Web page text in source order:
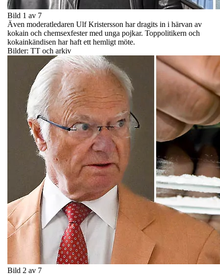
Bild 1 av 7
Även moderatledaren Ulf Kristersson har dragits in i härvan av
kokain och chemsexfester med unga pojkar. Toppolitikern och
kokainkändisen har haft ett hemligt möte.
Bilder: TT och arkiv
Bild 2 av 7